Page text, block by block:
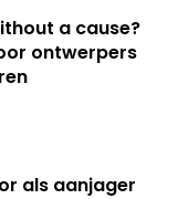
a cause?
ontwerpers
als aanjager